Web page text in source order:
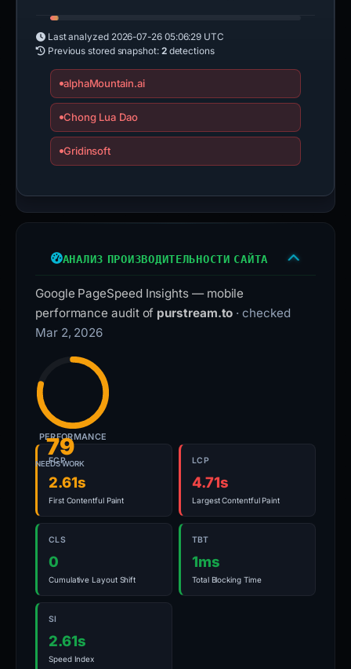
Last analyzed 2026-07-26 05:06:29 UTC
Previous stored snapshot: 2detections
alphaMountain.ai
Chong Lua Dao
Gridinsoft
АНАЛИЗ ПРОИЗВОДИТЕЛЬНОСТИ САЙТА
Google PageSpeed Insights — mobile
performance audit of purstream.to · checked
Mar 2, 2026
79
NEEDS WORK
PERFORMANCE
FCP
2.61s
First Contentful Paint
LCP
4.71s
Largest Contentful Paint
CLS
0
Cumulative Layout Shift
TBT
1ms
Total Blocking Time
SI
2.61s
Speed Index